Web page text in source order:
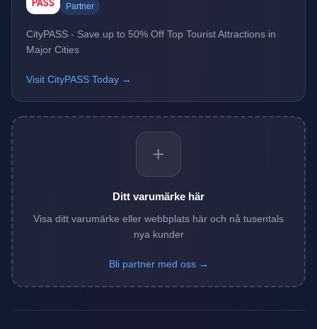
Partner
CityPASS - Save up to 50% Off Top Tourist Attractions in
Major Cities
Visit CityPASS Today →
+
Ditt varumärke här
Visa ditt varumärke eller webbplats här och nå tusentals
nya kunder
Bli partner med oss →